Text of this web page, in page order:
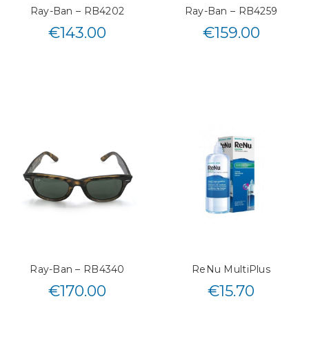
Ray-Ban – RB4202
€143.00
Ray-Ban – RB4259
€159.00
Ray-Ban – RB4340
€170.00
ReNu MultiPlus
€15.70